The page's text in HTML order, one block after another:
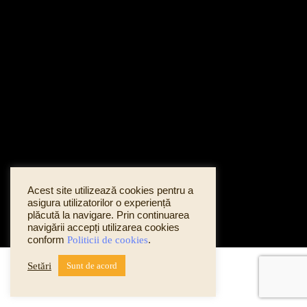
Acest site utilizează cookies pentru a
asigura utilizatorilor o experiență
plăcută la navigare. Prin continuarea
navigării accepți utilizarea cookies
conform Politicii de cookies.
Setări Sunt de acord